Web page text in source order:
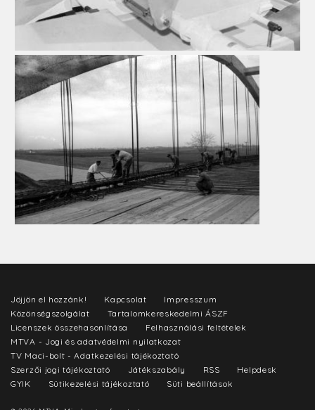
Jöjjön el hozzánk! Kapcsolat
Impresszum
Közönségszolgálat
Tartalomkereskedelmi ÁSZF
Licenszek összehasonlítása
Felhasználási feltételek
MTVA - Jogi és adatvédelmi nyilatkozat
TV Maci-bolt - Adatkezelési tájékoztató
Szerzői jogi tájékoztató
Játékszabály RSS
Helpdesk
GYIK
Sütikezelési tájékoztató Süti beállítások